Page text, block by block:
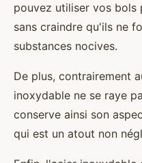
pouvez utiliser vos bols
sans craindre qu'ils ne
substances nocives.
De plus, contrairement
inoxydable ne se raye
conserve ainsi son
qui est un atout non